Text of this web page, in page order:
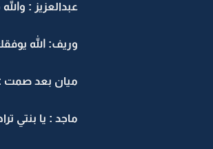
عبدالعزيز :
وريف: الله
ميان بعد صمت :
ماجد : يا بنتي